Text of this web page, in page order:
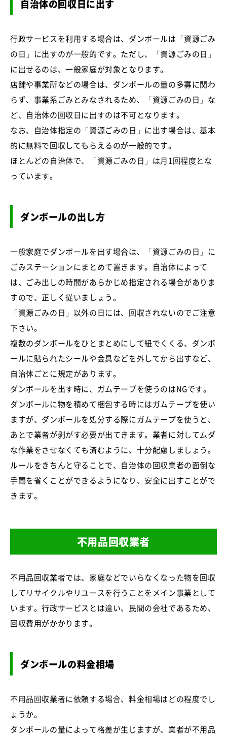
自治体の回収日に出す
行政サービスを利用する場合は、ダンボールは「資源ごみ
の日」に出すのが一般的です。ただし、「資源ごみの日」
に出せるのは、一般家庭が対象となります。
店舗や事業所などの場合は、ダンボールの量の多寡に関わ
らず、事業系ごみとみなされるため、「資源ごみの日」な
ど、自治体の回収日に出すのは不可となります。
なお、自治体指定の「資源ごみの日」に出す場合は、基本
的に無料で回収してもらえるのが一般的です。
ほとんどの自治体で、「資源ごみの日」は月1回程度とな
っています。
ダンボールの出し方
一般家庭でダンボールを出す場合は、「資源ごみの日」に
ごみステーションにまとめて置きます。自治体によって
は、ごみ出しの時間があらかじめ指定される場合がありま
すので、正しく従いましょう。
「資源ごみの日」以外の日には、回収されないのでご注意
下さい。
複数のダンボールをひとまとめにして紐でくくる、ダンボ
ールに貼られたシールや金具などを外してから出すなど、
自治体ごとに規定があります。
ダンボールを出す時に、ガムテープを使うのはNGです。
ダンボールに物を積めて梱包する時にはガムテープを使い
ますが、ダンボールを処分する際にガムテープを使うと、
あとで業者が剥がす必要が出てきます。業者に対してムダ
な作業をさせなくても済むように、十分配慮しましょう。
ルールをきちんと守ることで、自治体の回収業者の面倒な
手間を省くことができるようになり、安全に出すことがで
きます。
不用品回収業者
不用品回収業者では、家庭などでいらなくなった物を回収
してリサイクルやリユースを行うことをメイン事業として
います。行政サービスとは違い、民間の会社であるため、
回収費用がかかります。
ダンボールの料金相場
不用品回収業者に依頼する場合、料金相場はどの程度でし
ょうか。
ダンボールの量によって格差が生じますが、業者が不用品